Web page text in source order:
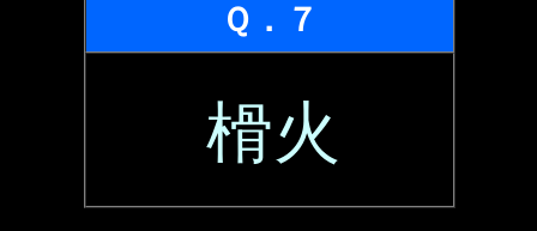
Ｑ．７
榾火